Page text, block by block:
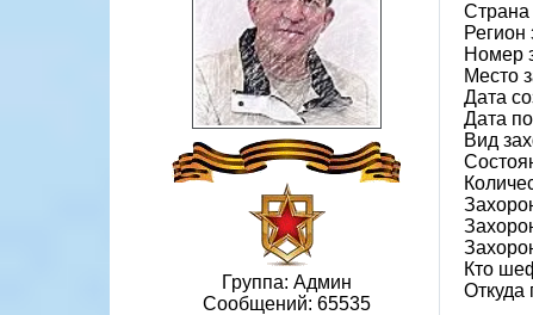
Группа: Админ
Сообщений: 65535
Страна
Регион
Номер
Место
Дата
Дата
Вид
Кто
Откуда